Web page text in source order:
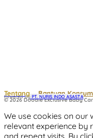
Tentang Bantuan
© 2026 Doodle Exclusive Baby
Powered by PT. NURIS INDO ASASTA
We use cookies on our
relevant experience by